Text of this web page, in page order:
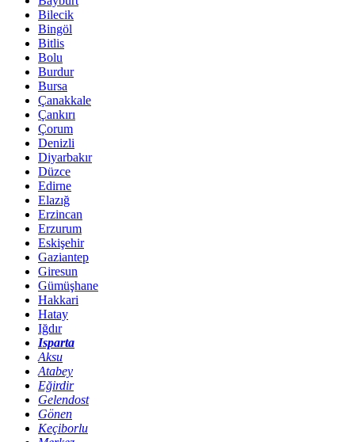
Bilecik
Bingöl
Bitlis
Bolu
Burdur
Bursa
Çanakkale
Çankırı
Çorum
Denizli
Diyarbakır
Düzce
Edirne
Elazığ
Erzincan
Erzurum
Eskişehir
Gaziantep
Giresun
Gümüşhane
Hakkari
Hatay
Iğdır
Isparta
Aksu
Atabey
Eğirdir
Gelendost
Gönen
Keçiborlu